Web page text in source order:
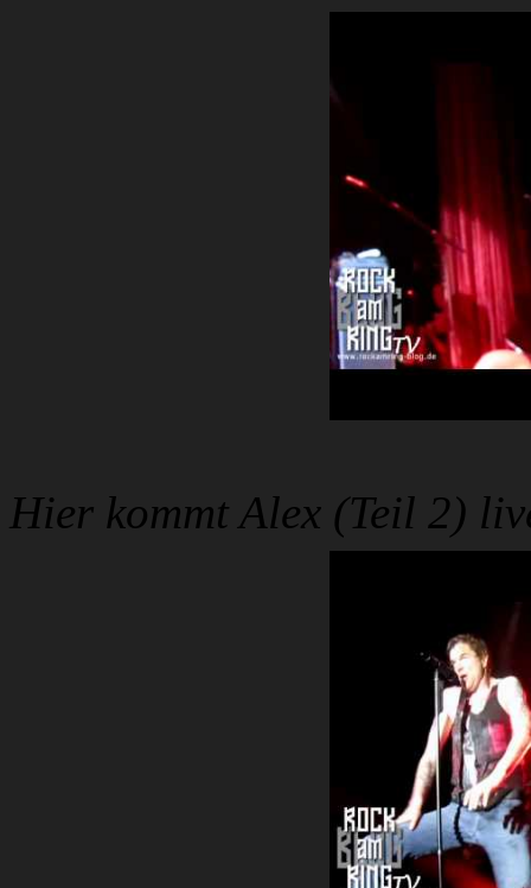
Hier kommt Alex (Teil 2)